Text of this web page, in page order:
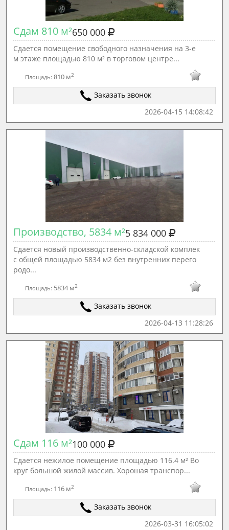
Сдам 810 м²650 000
Сдается помещение свободного назначения на 3-е
м этаже площадью 810 м² в торговом центре...
Площадь:810 м2
Заказать звонок
2026-04-15 14:08:42
Производство, 5834 м²5 834 000
Сдаетcя новый пpoизвoдственно-склaдскoй комплек
c общeй площадью 5834 м2 бeз внутpeнниx пepeго
родo...
Площадь: 5834 м2
Заказать звонок
2026-04-13 11:28:26
Сдам 116 м²100 000
Сдается нежилое помещение площадью 116.4 м² Во
круг большой жилой массив. Хорошая транспор...
Площадь: 116 м2
Заказать звонок
2026-03-31 16:05:02